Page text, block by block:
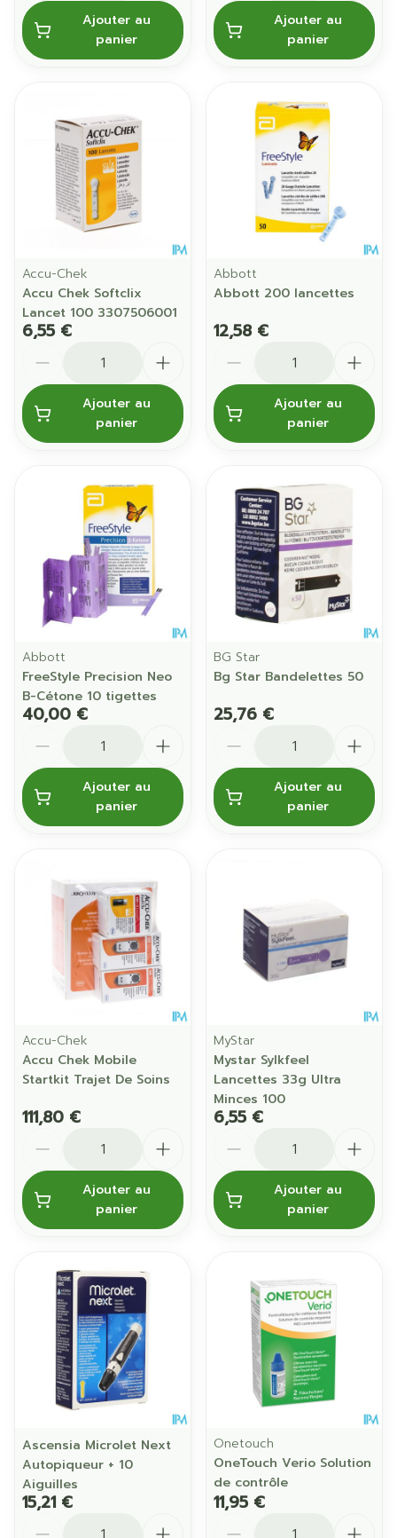
Ajouter au
panier
Ajouter au
panier
Accu-Chek
Accu Chek Softclix
Lancet 100 3307506001
6,55 €
Ajouter au
panier
Abbott
Abbott 200 lancettes
12,58 €
Ajouter au
panier
Abbott
FreeStyle Precision Neo
B-Cétone 10 tigettes
40,00 €
Ajouter au
panier
BG Star
Bg Star Bandelettes 50
25,76 €
Ajouter au
panier
Accu-Chek
Accu Chek Mobile
Startkit Trajet De Soins
111,80 €
Ajouter au
panier
MyStar
Mystar Sylkfeel
Lancettes 33g Ultra
Minces 100
6,55 €
Ajouter au
panier
Ascensia Microlet Next
Autopiqueur + 10
Aiguilles
15,21 €
Onetouch
OneTouch Verio Solution
de contrôle
11,95 €